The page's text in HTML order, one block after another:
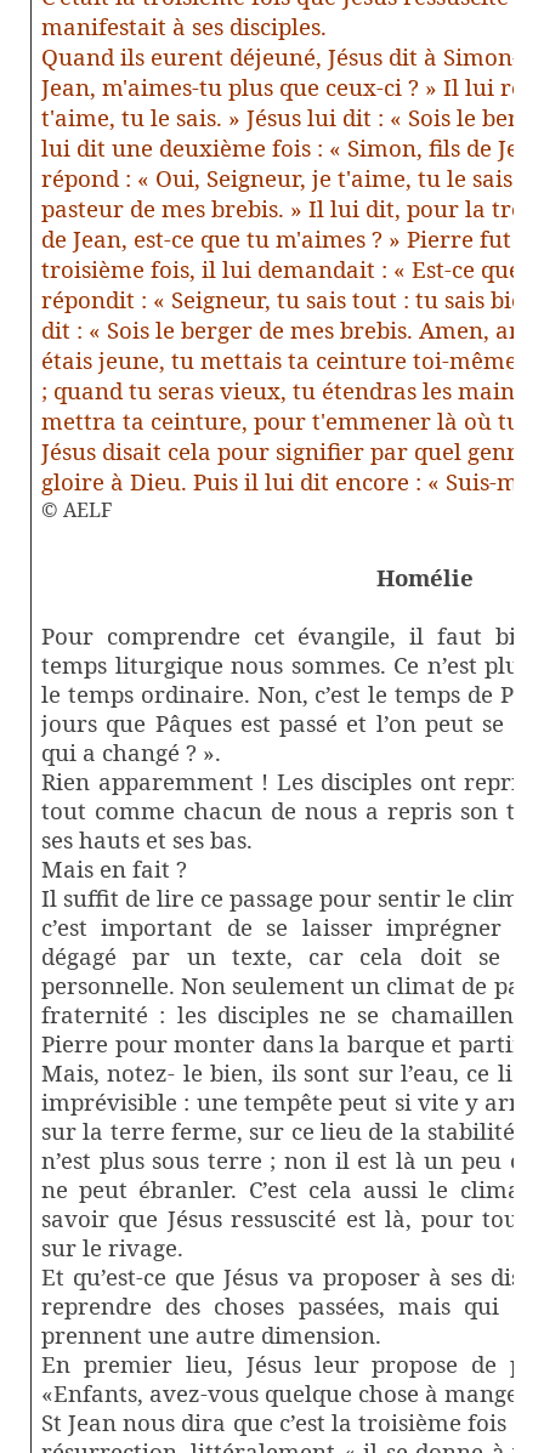
manifestait à ses disciples.
Quand ils eurent déjeuné, Jésus dit à Simon-
Jean, m'aimes-tu plus que ceux-ci ? » Il lui
t'aime, tu le sais. » Jésus lui dit : « Sois le
lui dit une deuxième fois : « Simon, fils de
répond : « Oui, Seigneur, je t'aime, tu le sais. »
pasteur de mes brebis. » Il lui dit, pour la
de Jean, est-ce que tu m'aimes ? » Pierre fut
troisième fois, il lui demandait : « Est-ce que
répondit : « Seigneur, tu sais tout : tu sais
dit : « Sois le berger de mes brebis. Amen,
étais jeune, tu mettais ta ceinture toi-même
; quand tu seras vieux, tu étendras les mains,
mettra ta ceinture, pour t'emmener là où tu
Jésus disait cela pour signifier par quel
gloire à Dieu. Puis il lui dit encore : « Suis-
© AELF
Homélie
Pour comprendre cet évangile, il faut
temps liturgique nous sommes. Ce n’est plus
le temps ordinaire. Non, c’est le temps de
jours que Pâques est passé et l’on peut se
qui a changé ? ».
Rien apparemment ! Les disciples ont
tout comme chacun de nous a repris son
ses hauts et ses bas.
Mais en fait ?
Il suffit de lire ce passage pour sentir le climat
c’est important de se laisser imprégner
dégagé par un texte, car cela doit se
personnelle. Non seulement un climat de
fraternité : les disciples ne se chamaillent
Pierre pour monter dans la barque et partir
Mais, notez- le bien, ils sont sur l’eau, ce
imprévisible : une tempête peut si vite y
sur la terre ferme, sur ce lieu de la stabilité.
n’est plus sous terre ; non il est là un peu
ne peut ébranler. C’est cela aussi le
savoir que Jésus ressuscité est là, pour
sur le rivage.
Et qu’est-ce que Jésus va proposer à ses
reprendre des choses passées, mais qui
prennent une autre dimension.
En premier lieu, Jésus leur propose de
«Enfants, avez-vous quelque chose à manger
St Jean nous dira que c’est la troisième fois